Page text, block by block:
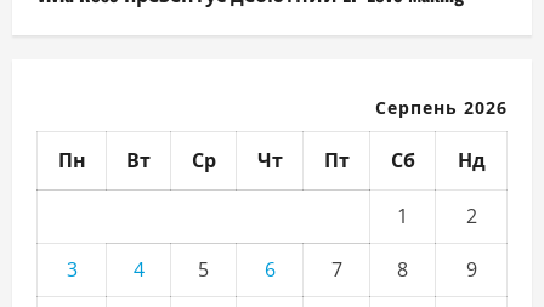
Серпень 2026
Пн Вт Ср Чт Пт Сб Нд
1
2
3
4 5 6 7 8
9